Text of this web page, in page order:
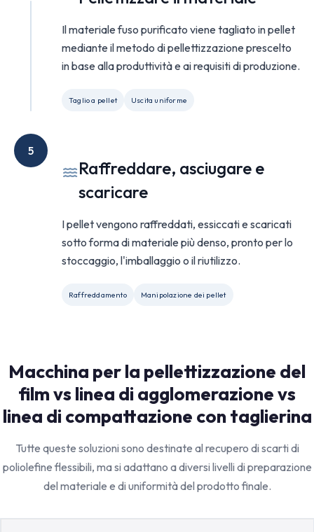
Il materiale fuso purificato viene tagliato in pellet
mediante il metodo di pellettizzazione prescelto
in base alla produttività e ai requisiti di produzione.
Taglio a pellet Uscita uniforme
5
Raffreddare, asciugare e
scaricare
I pellet vengono raffreddati, essiccati e scaricati
sotto forma di materiale più denso, pronto per lo
stoccaggio, l'imballaggio o il riutilizzo.
Raffreddamento Manipolazione dei pellet
Macchina per la pellettizzazione del
film vs linea di agglomerazione vs
linea di compattazione con taglierina
Tutte queste soluzioni sono destinate al recupero di scarti di
poliolefine flessibili, ma si adattano a diversi livelli di preparazione
del materiale e di uniformità del prodotto finale.